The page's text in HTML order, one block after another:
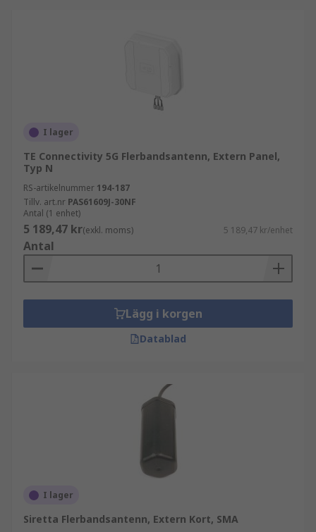
I lager
TE Connectivity 5G Flerbandsantenn, Extern Panel,
Typ N
RS-artikelnummer 194-187
Tillv. art.nr PAS61609J-30NF
Antal (1 enhet)
5 189,47 kr(exkl. moms) 5 189,47 kr/enhet
Antal
Lägg i korgen
Datablad
I lager
Siretta Flerbandsantenn, Extern Kort, SMA